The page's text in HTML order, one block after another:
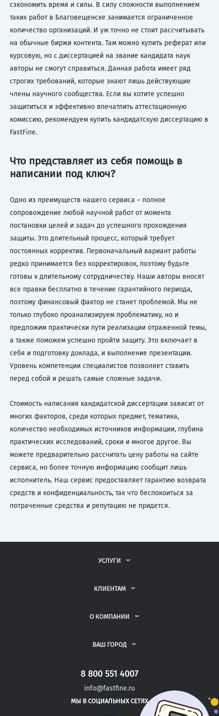
сэкономить время и силы. В силу сложности выполнением
таких работ в Благовещенске занимается ограниченное
количество организаций. И уж точно не стоит рассчитывать
на обычные биржи контента. Там можно купить реферат или
курсовую, но с диссертацией на звание кандидата наук
авторы не смогут справиться. Данная работа имеет ряд
строгих требований, которые знают лишь действующие
члены научного сообщества. Если вы хотите успешно
защититься и эффективно впечатлить аттестационную
комиссию, рекомендуем купить кандидатскую диссертацию в
FastFine.
Что представляет из себя помощь в
написании под ключ?
Одно из преимуществ нашего сервиса – полное
сопровождение любой научной работ от момента
постановки целей и задач до успешного прохождения
защиты. Это длительный процесс, который требует
постоянных корректив. Первоначальный вариант работы
редко принимается без корректировок, поэтому будьте
готовы к длительному сотрудничеству. Наши авторы вносят
все правки бесплатно в течение гарантийного периода,
поэтому финансовый фактор не станет проблемой. Мы не
только глубоко проанализируем проблематику, но и
предложим практически пути реализации отраженной темы,
а также поможем успешно пройти защиту. Это включает в
себя и подготовку доклада, и выполнение презентации.
Уровень компетенции специалистов позволяет ставить
перед собой и решать самые сложные задачи.
Стоимость написания кандидатской диссертации зависит от
многих факторов, среди которых предмет, тематика,
количество необходимых источников информации, глубина
практических исследований, сроки и многое другое. Вы
можете предварительно рассчитать цену работы на сайте
сервиса, но более точную информацию сообщит лишь
исполнитель. Наш сервис предоставляет гарантию возврата
средств и конфиденциальность, так что беспокоиться за
потраченные средства и репутацию не придется.
УСЛУГИ
ДИПЛОМНЫЕ РАБОТЫ
РЕФЕРАТЫ
КЛИЕНТАМ
ВОПРОСЫ И ОТВЕТЫ
ПОЛИТИКА КОНФИДЕНЦИАЛЬНОСТИ
О КОМПАНИИ
КОНТАКТЫ
ВАШ ГОРОД
САНКТ-ПЕТЕРБУРГ
АНГАРСК
АРЗАМАС
8 800 551 4007
info@fastfine.ru
МЫ В СОЦИАЛЬНЫХ СЕТЯХ